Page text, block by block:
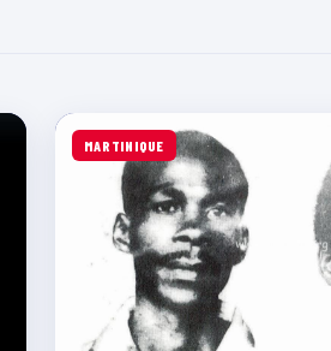
MARTINIQUE